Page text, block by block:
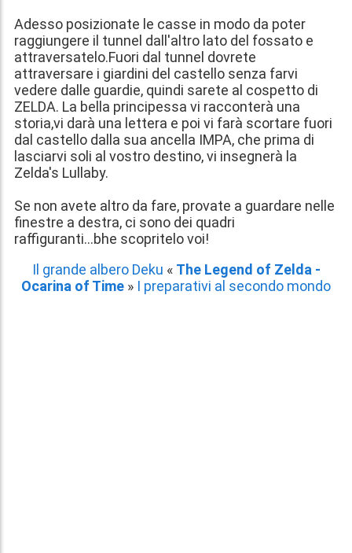
Adesso posizionate le casse in modo da poter
raggiungere il tunnel dall'altro lato del fossato e
attraversatelo.Fuori dal tunnel dovrete
attraversare i giardini del castello senza farvi
vedere dalle guardie, quindi sarete al cospetto di
ZELDA. La bella principessa vi racconterà una
storia,vi darà una lettera e poi vi farà scortare fuori
dal castello dalla sua ancella IMPA, che prima di
lasciarvi soli al vostro destino, vi insegnerà la
Zelda's Lullaby.
Se non avete altro da fare, provate a guardare nelle
finestre a destra, ci sono dei quadri
raffiguranti...bhe scopritelo voi!
Il grande albero Deku « The Legend of Zelda -
Ocarina of Time » I preparativi al secondo mondo